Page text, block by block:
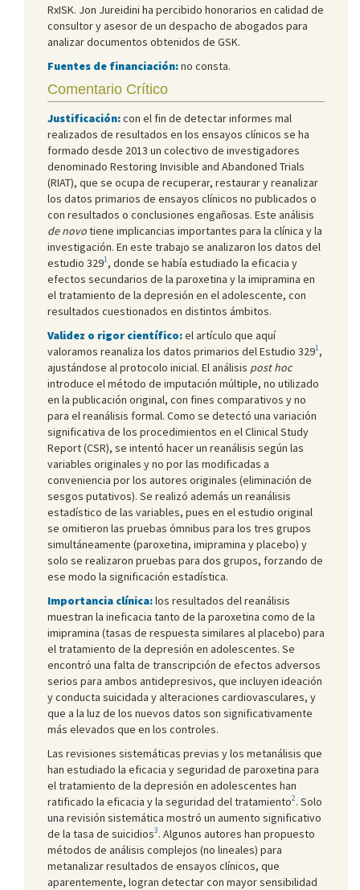
RxISK. Jon Jureidini ha percibido honorarios en calidad de
consultor y asesor de un despacho de abogados para
analizar documentos obtenidos de GSK.
Fuentes de financiación:no consta.
Comentario Crítico
Justificación:con el fin de detectar informes mal
realizados de resultados en los ensayos clínicos se ha
formado desde 2013 un colectivo de investigadores
denominado Restoring Invisible and Abandoned Trials
(RIAT), que se ocupa de recuperar, restaurar y reanalizar
los datos primarios de ensayos clínicos no publicados o
con resultados o conclusiones engañosas. Este análisis
de novotiene implicancias importantes para la clínica y la
investigación. En este trabajo se analizaron los datos del
estudio 3291, donde se había estudiado la eficacia y
efectos secundarios de la paroxetina y la imipramina en
el tratamiento de la depresión en el adolescente, con
resultados cuestionados en distintos ámbitos.
Validez o rigor científico:el artículo que aquí
valoramos reanaliza los datos primarios del Estudio 3291,
ajustándose al protocolo inicial. El análisis post hoc
introduce el método de imputación múltiple, no utilizado
en la publicación original, con fines comparativos y no
para el reanálisis formal. Como se detectó una variación
significativa de los procedimientos en el Clinical Study
Report (CSR), se intentó hacer un reanálisis según las
variables originales y no por las modificadas a
conveniencia por los autores originales (eliminación de
sesgos putativos). Se realizó además un reanálisis
estadístico de las variables, pues en el estudio original
se omitieron las pruebas ómnibus para los tres grupos
simultáneamente (paroxetina, imipramina y placebo) y
solo se realizaron pruebas para dos grupos, forzando de
ese modo la significación estadística.
Importancia clínica:los resultados del reanálisis
muestran la ineficacia tanto de la paroxetina como de la
imipramina (tasas de respuesta similares al placebo) para
el tratamiento de la depresión en adolescentes. Se
encontró una falta de transcripción de efectos adversos
serios para ambos antidepresivos, que incluyen ideación
y conducta suicidada y alteraciones cardiovasculares, y
que a la luz de los nuevos datos son significativamente
más elevados que en los controles.
Las revisiones sistemáticas previas y los metanálisis que
han estudiado la eficacia y seguridad de paroxetina para
el tratamiento de la depresión en adolescentes han
ratificado la eficacia y la seguridad del tratamiento2. Solo
una revisión sistemática mostró un aumento significativo
de la tasa de suicidios3. Algunos autores han propuesto
métodos de análisis complejos (no lineales) para
metanalizar resultados de ensayos clínicos, que
aparentemente, logran detectar con mayor sensibilidad